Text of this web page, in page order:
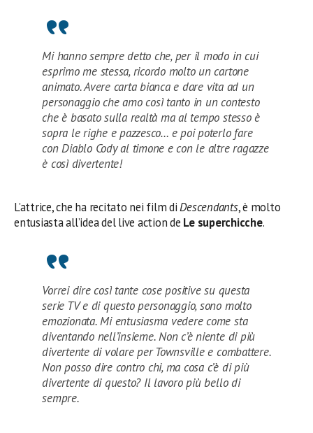
Mi hanno sempre detto che, per il modo in cui
esprimo me stessa, ricordo molto un cartone
animato. Avere carta bianca e dare vita ad un
personaggio che amo così tanto in un contesto
che è basato sulla realtà ma al tempo stesso è
sopra le righe e pazzesco… e poi poterlo fare
con Diablo Cody al timone e con le altre ragazze
è così divertente!
L’attrice, che ha recitato nei film diDescendants, è molto
entusiasta all’idea del live action de Le superchicche.
Vorrei dire così tante cose positive su questa
serie TV e di questo personaggio, sono molto
emozionata. Mi entusiasma vedere come sta
diventando nell’insieme. Non c’è niente di più
divertente di volare per Townsville e combattere.
Non posso dire contro chi, ma cosa c’è di più
divertente di questo? Il lavoro più bello di
sempre.